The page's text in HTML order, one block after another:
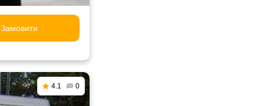
Замовити
4.1 0